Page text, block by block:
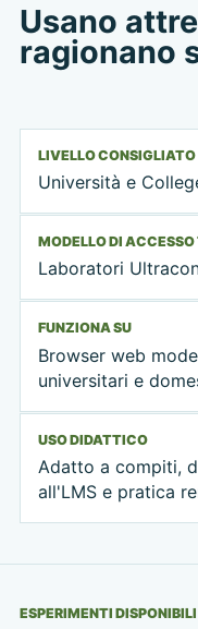
Usano
ragionano
LIVELLO CONSIGLIATO
Università e
MODELLO DI
Laboratori
FUNZIONA SU
Browser web
universitari e
USO DIDATTICO
Adatto a compiti,
all'LMS e pratica
ESPERIMENTI DISPONIBILI